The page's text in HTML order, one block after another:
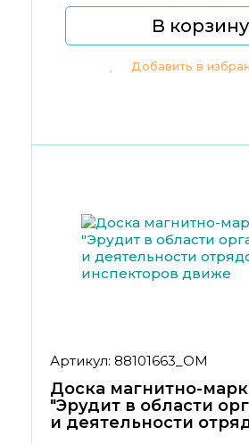
В корзину
Добавить в
Артикул: 88101663_ОМ
Доска магнитно-
"Эрудит в области
и деятельности